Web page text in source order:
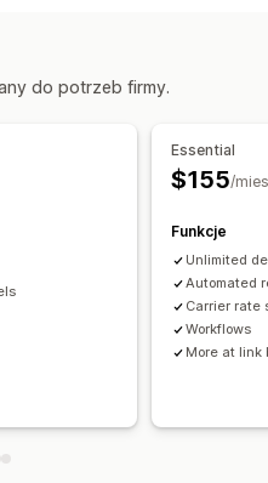
polityki
Śledzenie zwrotów
e-mail
zwrotem kosztów
Analizy
rzeczywistym
SMS
do potrzeb firmy.
Essential
$155/
Funkcje
Unlimited
Automated
Carrier rate
Workflows
More at